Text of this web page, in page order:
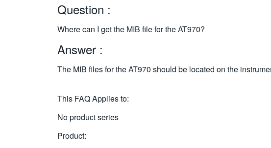
Question :
Where can I get the MIB file for the AT970?
Answer :
The MIB files for the AT970 should be located on the
This FAQ Applies to:
No product series
Product: